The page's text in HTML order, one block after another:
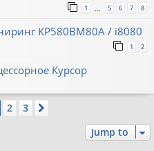
1 … 5 6 7 8
КР580ВМ80А / i8080
1 2
Курсор
2 3
Jump to